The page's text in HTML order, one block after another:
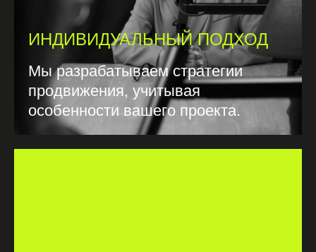
ИНДИВИДУАЛЬНЫЙ ПОДХОД
Мы разрабатываем стратегии
продвижения, учитывая
особенности вашего проекта.